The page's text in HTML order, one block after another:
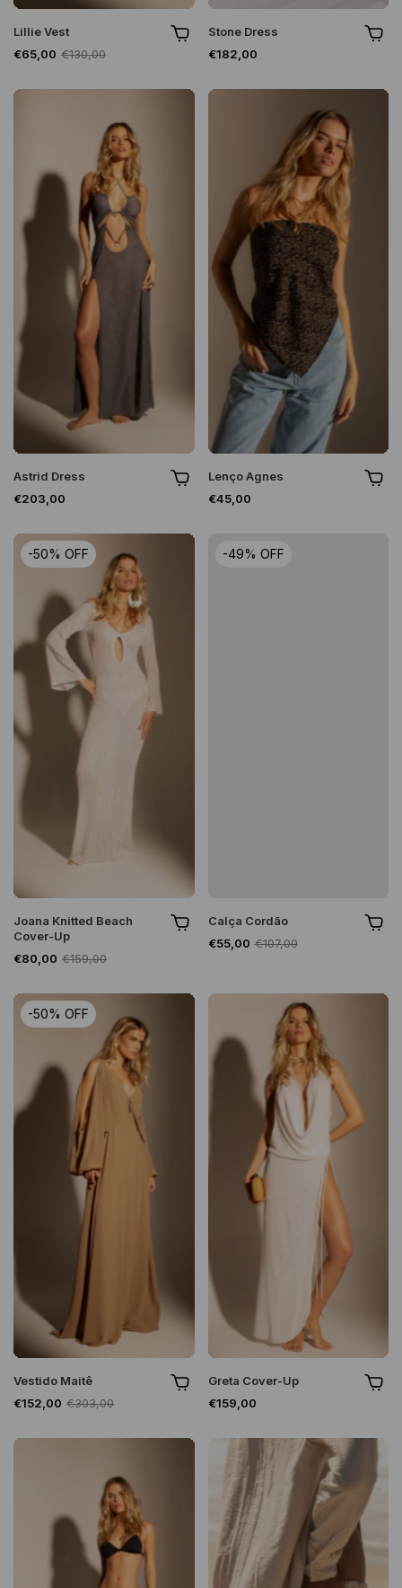
Lillie Vest
€65,00 €130,00
Stone Dress
€182,00
Astrid Dress
€203,00
Lenço Agnes
€45,00
-50% OFF
Joana Knitted Beach
Cover-Up
€80,00 €159,00
-49% OFF
Calça Cordão
€55,00 €107,00
-50% OFF
Vestido Maitê
€152,00 €303,00
Greta Cover-Up
€159,00